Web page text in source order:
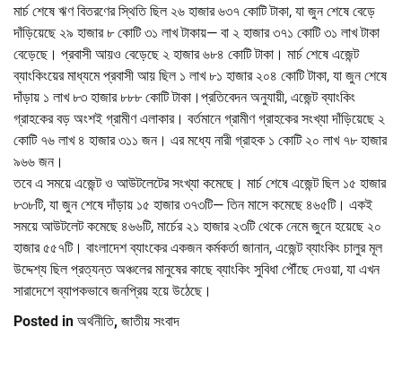
মার্চ শেষে ঋণ বিতরণের স্থিতি ছিল ২৬ হাজার ৬৩৭ কোটি টাকা, যা জুন শেষে বেড়ে
দাঁড়িয়েছে ২৯ হাজার ৮ কোটি ৩১ লাখ টাকায়— বা ২ হাজার ৩৭১ কোটি ৩১ লাখ টাকা
বেড়েছে। প্রবাসী আয়ও বেড়েছে ২ হাজার ৬৮৪ কোটি টাকা। মার্চ শেষে এজেন্ট
ব্যাংকিংয়ের মাধ্যমে প্রবাসী আয় ছিল ১ লাখ ৮১ হাজার ২০৪ কোটি টাকা, যা জুন শেষে
দাঁড়ায় ১ লাখ ৮৩ হাজার ৮৮৮ কোটি টাকা।প্রতিবেদন অনুযায়ী, এজেন্ট ব্যাংকিং
গ্রাহকের বড় অংশই গ্রামীণ এলাকার। বর্তমানে গ্রামীণ গ্রাহকের সংখ্যা দাঁড়িয়েছে ২
কোটি ৭৬ লাখ ৪ হাজার ৩১১ জন। এর মধ্যে নারী গ্রাহক ১ কোটি ২০ লাখ ৭৮ হাজার
৯৬৬ জন।
তবে এ সময়ে এজেন্ট ও আউটলেটের সংখ্যা কমেছে। মার্চ শেষে এজেন্ট ছিল ১৫ হাজার
৮৩৮টি, যা জুন শেষে দাঁড়ায় ১৫ হাজার ৩৭৩টি— তিন মাসে কমেছে ৪৬৫টি। একই
সময়ে আউটলেট কমেছে ৪৬৬টি, মার্চের ২১ হাজার ২৩টি থেকে নেমে জুনে হয়েছে ২০
হাজার ৫৫৭টি। বাংলাদেশ ব্যাংকের একজন কর্মকর্তা জানান, এজেন্ট ব্যাংকিং চালুর মূল
উদ্দেশ্য ছিল প্রত্যন্ত অঞ্চলের মানুষের কাছে ব্যাংকিং সুবিধা পৌঁছে দেওয়া, যা এখন
সারাদেশে ব্যাপকভাবে জনপ্রিয় হয়ে উঠেছে।
Posted in অর্থনীতি, জাতীয় সংবাদ